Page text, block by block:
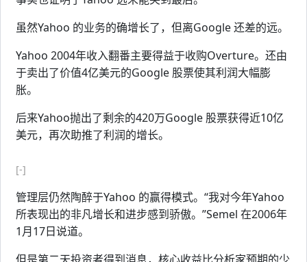
虽然Yahoo 的业务的确增长了，但离Google 还差的远。
Yahoo 2004年收入翻番主要得益于收购Overture。还由
于卖出了价值4亿美元的Google 股票使其利润大幅膨
胀。
后来Yahoo抛出了剩余的420万Google 股票获得近10亿
美元，再次助推了利润的增长。
[-]
管理层仍然陶醉于Yahoo 的赢得模式。“我对今年Yahoo
所表现出的非凡增长和进步感到骄傲。”Semel 在2006年
1月17日说道。